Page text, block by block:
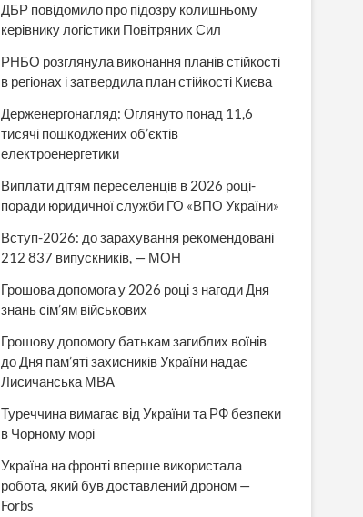
ДБР повідомило про підозру колишньому
керівнику логістики Повітряних Сил
РНБО розглянула виконання планів стійкості
в регіонах і затвердила план стійкості Києва
Держенергонагляд: Оглянуто понад 11,6
тисячі пошкоджених об’єктів
електроенергетики
Виплати дітям переселенців в 2026 році-
поради юридичної служби ГО «ВПО України»
Вступ-2026: до зарахування рекомендовані
212 837 випускників, — МОН
Грошова допомога у 2026 році з нагоди Дня
знань сім’ям військових
Грошову допомогу батькам загиблих воїнів
до Дня пам’яті захисників України надає
Лисичанська МВА
Туреччина вимагає від України та РФ безпеки
в Чорному морі
Україна на фронті вперше використала
робота, який був доставлений дроном —
Forbs